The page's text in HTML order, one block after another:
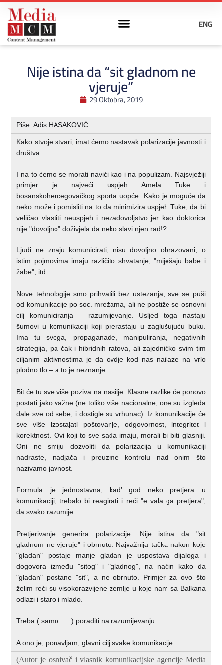
ENG
Nije istina da “sit gladnom ne
vjeruje”
29 Oktobra, 2019
Piše: Adis HASAKOVIĆ
Kako stvoje stvari, imat ćemo nastavak polarizacije javnosti i
društva.
I na to ćemo se morati navići kao i na populizam. Najsvježiji
primjer je najveći uspjeh Amela Tuke i
bosanskohercegovačkog sporta uopće. Kako je moguće da
neko može i pomisliti na to da minimizira uspjeh Tuke, da bi
veličao vlastiti neuspjeh i nezadovoljstvo jer kao doktorica
nije "dovoljno" doživjela da neko slavi njen rad!?
Ljudi ne znaju komunicirati, nisu dovoljno obrazovani, o
istim pojmovima imaju različito shvatanje, "miješaju babe i
žabe", itd.
Nove tehnologije smo prihvatili bez ustezanja, sve se puši
od komunikacije po soc. mrežama, ali ne postiže se osnovni
cilj komuniciranja – razumijevanje. Usljed toga nastaju
šumovi u komunikaciji koji prerastaju u zaglušujuću buku.
Ima tu svega, propaganade, manipuliranja, negativnih
strategija, pa čak i hibridnih ratova, ali zajedničko svim tim
ciljanim aktivnostima je da ovdje kod nas nailaze na vrlo
plodno tlo – a to je neznanje.
Bit će tu sve više poziva na nasilje. Klasne razlike će ponovo
postati jako važne (ne toliko više nacionalne, one su izgleda
dale sve od sebe, i dostigle su vrhunac). Iz komunikacije će
sve više izostajati poštovanje, odgovornost, integritet i
korektnost. Ovi koji to sve sada imaju, morali bi biti glasniji.
Oni ne smiju dozvoliti da polarizacija u komunikaciji
nadraste, nadjača i preuzme kontrolu nad onim što
nazivamo javnost.
Formula je jednostavna, kad’ god neko pretjera u
komunikaciji, trebalo bi reagirati i reći "e vala ga pretjera",
da svako razumije.
Pretjerivanje generira polarizacije. Nije istina da "sit
gladnom ne vjeruje" i obrnuto. Najvažnija tačka nakon koje
"gladan" postaje manje gladan je uspostava dijaloga i
dogovora između "sitog" i "gladnog", na način kako da
"gladan" postane "sit", a ne obrnuto. Primjer za ovo što
želim reći su visokorazvijene zemlje u koje nam sa Balkana
odlazi i staro i mlado.
Treba ( samo ) poraditi na razumijevanju.
A ono je, ponavljam, glavni cilj svake komunikacije.
(Autor je osnivač i vlasnik komunikacijske agencije Media